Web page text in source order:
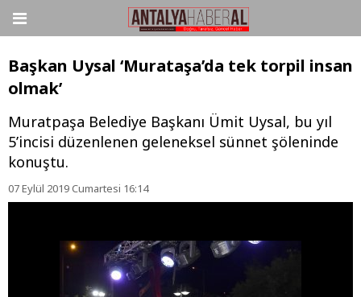
Başkan Uysal ‘Murataşa’da tek torpil insan
olmak’
Muratpaşa Belediye Başkanı Ümit Uysal, bu yıl
5’incisi düzenlenen geleneksel sünnet şöleninde
konuştu.
07 Eylül 2019 Cumartesi 16:14